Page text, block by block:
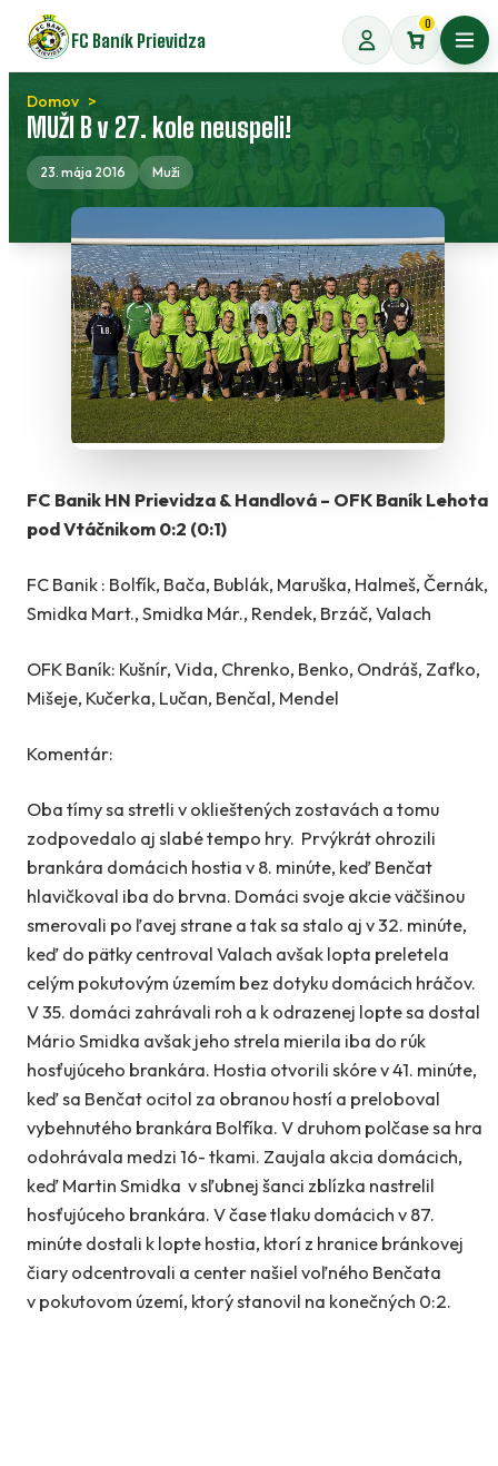
Preskočiť
na
obsah
FC Baník Prievidza
0
Domov
MUŽI B v 27. kole neuspeli!
23. mája 2016 Muži
FC Banik HN Prievidza & Handlová – OFK Baník Lehota
pod Vtáčnikom 0:2 (0:1)
FC Banik : Bolfík, Bača, Bublák, Maruška, Halmeš, Černák,
Smidka Mart., Smidka Már., Rendek, Brzáč, Valach
OFK Baník: Kušnír, Vida, Chrenko, Benko, Ondráš, Zaťko,
Mišeje, Kučerka, Lučan, Benčal, Mendel
Komentár:
Oba tímy sa stretli v oklieštených zostavách a tomu
zodpovedalo aj slabé tempo hry. Prvýkrát ohrozili
brankára domácich hostia v 8. minúte, keď Benčat
hlavičkoval iba do brvna. Domáci svoje akcie väčšinou
smerovali po ľavej strane a tak sa stalo aj v 32. minúte,
keď do pätky centroval Valach avšak lopta preletela
celým pokutovým územím bez dotyku domácich hráčov.
V 35. domáci zahrávali roh a k odrazenej lopte sa dostal
Mário Smidka avšak jeho strela mierila iba do rúk
hosťujúceho brankára. Hostia otvorili skóre v 41. minúte,
keď sa Benčat ocitol za obranou hostí a preloboval
vybehnutého brankára Bolfíka. V druhom polčase sa hra
odohrávala medzi 16- tkami. Zaujala akcia domácich,
keď Martin Smidka v sľubnej šanci zblízka nastrelil
hosťujúceho brankára. V čase tlaku domácich v 87.
minúte dostali k lopte hostia, ktorí z hranice bránkovej
čiary odcentrovali a center našiel voľného Benčata
v pokutovom území, ktorý stanovil na konečných 0:2.